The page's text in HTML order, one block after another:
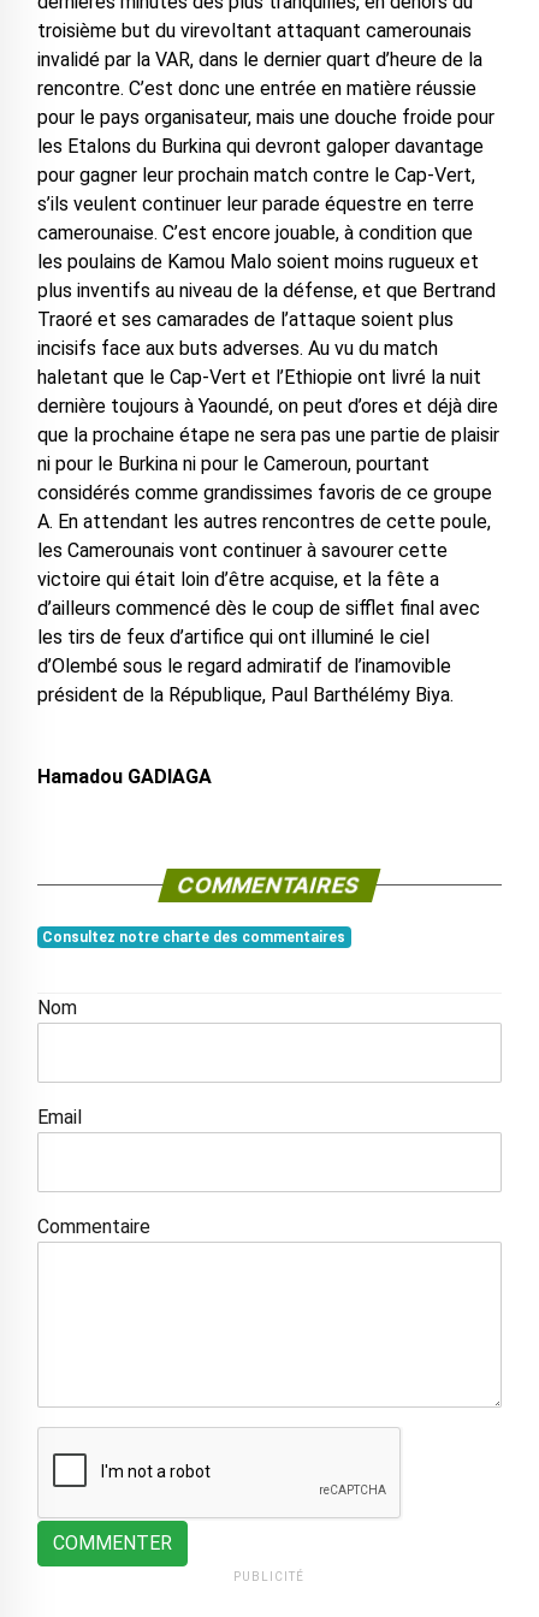
troisième but du virevoltant attaquant camerounais
invalidé par la VAR, dans le dernier quart d’heure de la
rencontre. C’est donc une entrée en matière réussie
pour le pays organisateur, mais une douche froide pour
les Etalons du Burkina qui devront galoper davantage
pour gagner leur prochain match contre le Cap-Vert,
s’ils veulent continuer leur parade équestre en terre
camerounaise. C’est encore jouable, à condition que
les poulains de Kamou Malo soient moins rugueux et
plus inventifs au niveau de la défense, et que Bertrand
Traoré et ses camarades de l’attaque soient plus
incisifs face aux buts adverses. Au vu du match
haletant que le Cap-Vert et l’Ethiopie ont livré la nuit
dernière toujours à Yaoundé, on peut d’ores et déjà dire
que la prochaine étape ne sera pas une partie de plaisir
ni pour le Burkina ni pour le Cameroun, pourtant
considérés comme grandissimes favoris de ce groupe
A. En attendant les autres rencontres de cette poule,
les Camerounais vont continuer à savourer cette
victoire qui était loin d’être acquise, et la fête a
d’ailleurs commencé dès le coup de sifflet final avec
les tirs de feux d’artifice qui ont illuminé le ciel
d’Olembé sous le regard admiratif de l’inamovible
président de la République, Paul Barthélémy Biya.
Hamadou GADIAGA
COMMENTAIRES
Consultez notre charte des commentaires
Nom
Email
Commentaire
COMMENTER
PUBLICITÉ